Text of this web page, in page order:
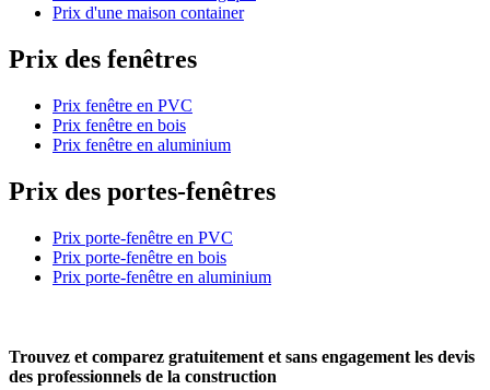
Prix d'une maison container
Prix des fenêtres
Prix fenêtre en PVC
Prix fenêtre en bois
Prix fenêtre en aluminium
Prix des portes-fenêtres
Prix porte-fenêtre en PVC
Prix porte-fenêtre en bois
Prix porte-fenêtre en aluminium
Trouvez et comparez gratuitement et sans engagement les devis
des professionnels de la construction